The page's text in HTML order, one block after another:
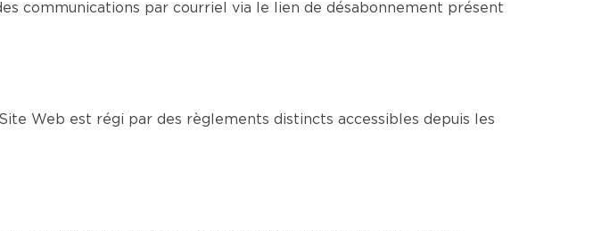
communications par courriel via le lien de désabonnement présent
Web est régi par des règlements distincts accessibles depuis les